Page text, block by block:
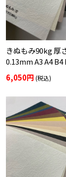
きぬもみ90kg 厚
0.13mm A3 A4 B4
6,050円(税込)